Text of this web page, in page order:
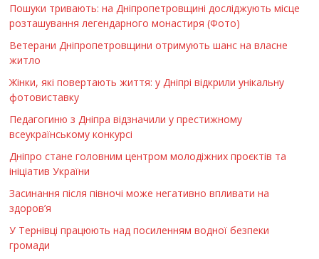
Пошуки тривають: на Дніпропетровщині досліджують місце
розташування легендарного монастиря (Фото)
Ветерани Дніпропетровщини отримують шанс на власне
житло
Жінки, які повертають життя: у Дніпрі відкрили унікальну
фотовиставку
Педагогиню з Дніпра відзначили у престижному
всеукраїнському конкурсі
Дніпро стане головним центром молодіжних проєктів та
ініціатив України
Засинання після півночі може негативно впливати на
здоров’я
У Тернівці працюють над посиленням водної безпеки
громади